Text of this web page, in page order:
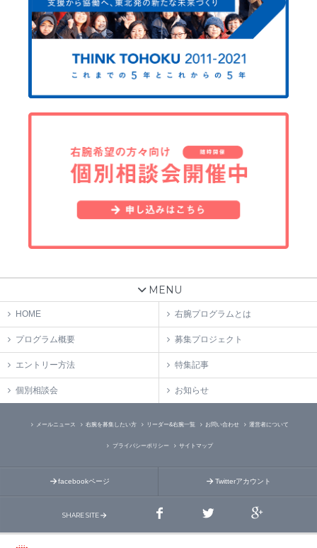
MENU
HOME 右腕プログラムとは
プログラム概要 募集プロジェクト
エントリー方法 特集記事
個別相談会 お知らせ
メールニュース 右腕を募集したい方 リーダー&右腕一覧 お問い合わせ 運営者について
プライバシーポリシー サイトマップ
facebookページ Twitterアカウント
SHARE SITE